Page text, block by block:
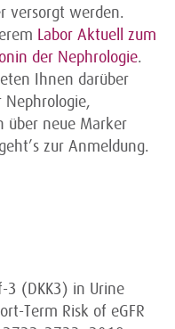
versorgt werden.
Labor Aktuell zum
der Nephrologie.
Ihnen darüber
Nephrologie,
über neue Marker
zur Anmeldung.
3 (DKK3) in Urine
Term Risk of eGFR